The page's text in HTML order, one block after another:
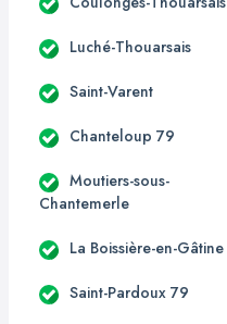
Luché-Thouarsais
Saint-Varent
Chanteloup 79
Moutiers-sous-
Chantemerle
La Boissière-en-Gâtine
Saint-Pardoux 79